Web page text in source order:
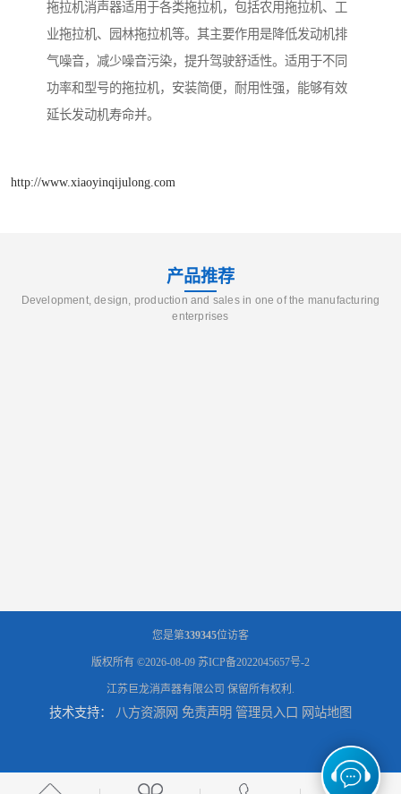
拖拉机消声器适用于各类拖拉机，包括农用拖拉机、工
业拖拉机、园林拖拉机等。其主要作用是降低发动机排
气噪音，减少噪音污染，提升驾驶舒适性。适用于不同
功率和型号的拖拉机，安装简便，耐用性强，能够有效
延长发动机寿命并。
http://www.xiaoyinqijulong.com
产品推荐
Development, design, production and sales in one of the manufacturing
enterprises
您是第339345位访客
版权所有 ©2026-08-09 苏ICP备2022045657号-2
江苏巨龙消声器有限公司 保留所有权利.
技术支持： 八方资源网 免责声明 管理员入口 网站地图